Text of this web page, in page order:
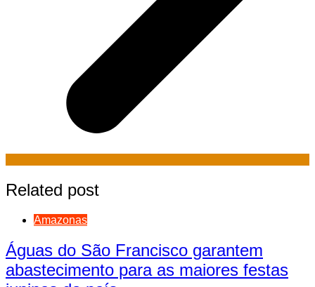
Related post
Amazonas
Águas do São Francisco garantem
abastecimento para as maiores festas